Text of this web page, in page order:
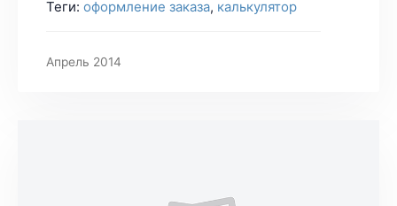
Теги: оформление заказа, калькулятор
Апрель 2014